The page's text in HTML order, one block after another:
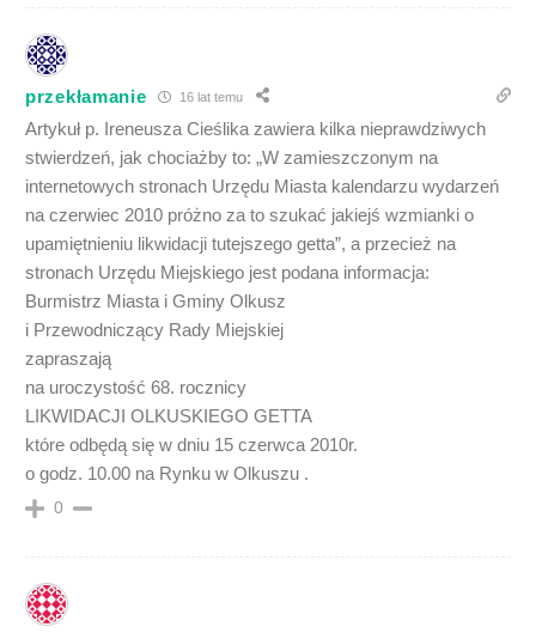
przekłamanie 16 lat temu
Artykuł p. Ireneusza Cieślika zawiera kilka nieprawdziwych
stwierdzeń, jak chociażby to: „W zamieszczonym na
internetowych stronach Urzędu Miasta kalendarzu wydarzeń
na czerwiec 2010 próżno za to szukać jakiejś wzmianki o
upamiętnieniu likwidacji tutejszego getta”, a przecież na
stronach Urzędu Miejskiego jest podana informacja:
Burmistrz Miasta i Gminy Olkusz
i Przewodniczący Rady Miejskiej
zapraszają
na uroczystość 68. rocznicy
LIKWIDACJI OLKUSKIEGO GETTA
które odbędą się w dniu 15 czerwca 2010r.
o godz. 10.00 na Rynku w Olkuszu .
0